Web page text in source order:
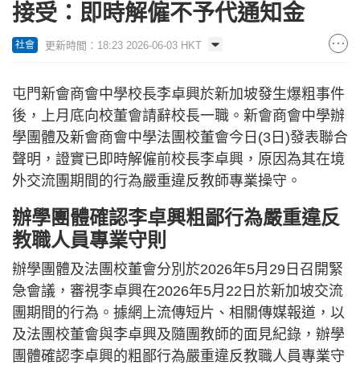
接受：即時解僱不予代通知金
社會 更新時間：18:23 2026-06-03 HKT
屯門新會商會中學校長李卓興於新加坡發生爆粗事件
後，上月底向校董會請辭校長一職。新會商會中學辦
學團體及新會商會中學法團校董會今日(3日)發表聯合
聲明，證實已即時解僱前校長李卓興，原因為其在境
外交流團期間的行為嚴重違反教師專業操守。
辦學團體確認李卓興粗鄙行為嚴重違反
教職人員專業守則
辦學團體及法團校董會分別於2026年5月29日召開緊
急會議，審視李卓興在2026年5月22日於新加坡交流
團期間的行為。據網上流傳短片、相關傳媒報道，以
及法團校董會與李卓興及隨團教師的面見紀錄，辦學
團體確認李卓興的粗鄙行為嚴重違反教職人員專業守